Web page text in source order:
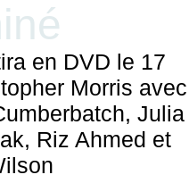
en DVD le 17
Morris avec
Julia
Riz Ahmed et